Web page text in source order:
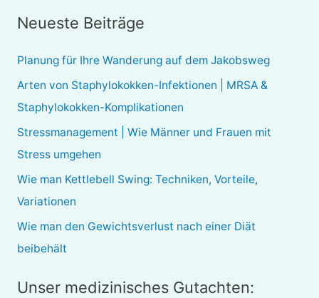
e
n
n
Neueste Beiträge
Planung für Ihre Wanderung auf dem Jakobsweg
Arten von Staphylokokken-Infektionen | MRSA &
Staphylokokken-Komplikationen
Stressmanagement | Wie Männer und Frauen mit
Stress umgehen
Wie man Kettlebell Swing: Techniken, Vorteile,
Variationen
Wie man den Gewichtsverlust nach einer Diät
beibehält
Unser medizinisches Gutachten: